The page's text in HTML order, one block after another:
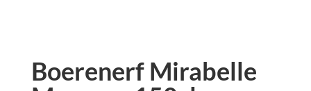
Boerenerf Mirabelle